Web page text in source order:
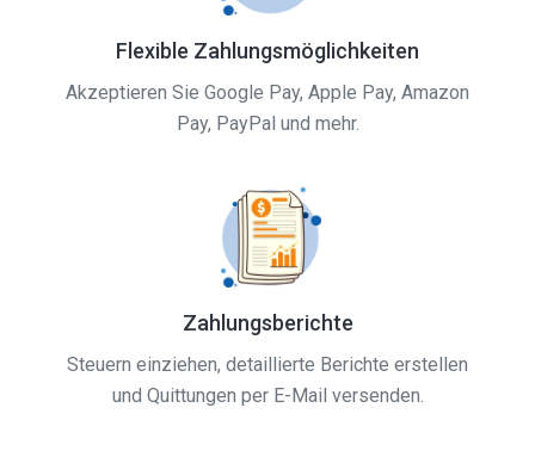
Flexible Zahlungsmöglichkeiten
Akzeptieren Sie Google Pay, Apple Pay, Amazon
Pay, PayPal und mehr.
Zahlungsberichte
Steuern einziehen, detaillierte Berichte erstellen
und Quittungen per E-Mail versenden.